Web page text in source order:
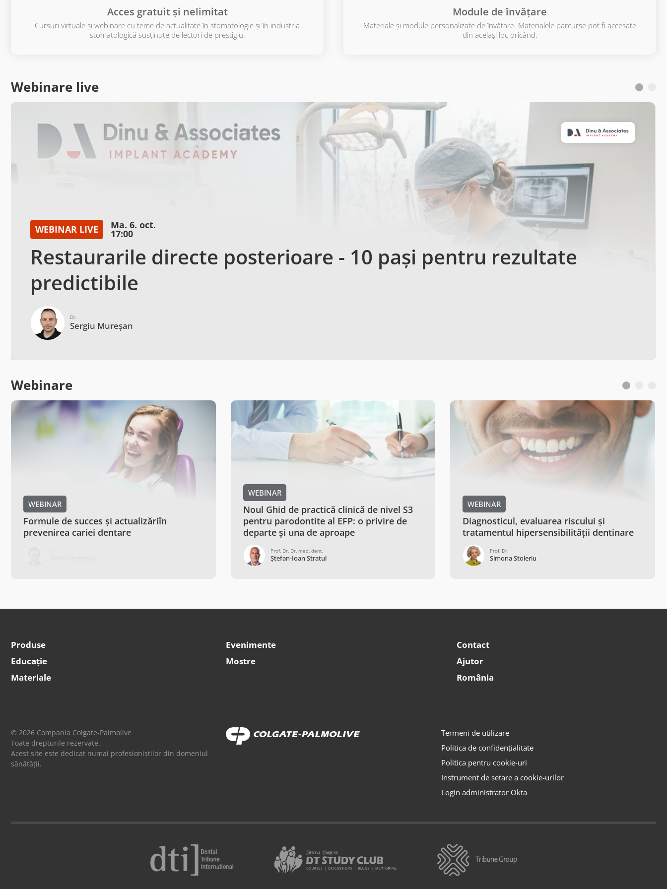
Acces gratuit și nelimitat
Cursuri virtuale și webinare cu teme de actualitate în stomatologie și în industria
stomatologică susținute de lectori de prestigiu.
Module de învățare
Materiale și module personalizate de învățare. Materialele parcurse pot fi accesate
din același loc oricând.
Webinare live
WEBINAR LIVE Ma. 6. oct.
17:00
Restaurarile directe posterioare - 10 pași pentru rezultate
predictibile
Dr.
Sergiu Mureșan
Webinare
Noul Ghid de practică clinică de nivel S3
pentru parodontite al EFP: o privire de
departe și una de aproape
WEBINAR
Diagnosticul, evaluarea riscului și
tratamentul hipersensibilității dentinare
Prof. Dr.
Simona Stoleriu
WEBINAR
Aspecte ale durerii dentare: perspectiva
neurologică și cea stomatologică
Dr.
Ovidiu Tudor
Produse
Educație
Materiale
Evenimente
Mostre
Contact
Ajutor
România
© 2026 Compania Colgate-Palmolive
Toate drepturile rezervate.
Acest site este dedicat numai profesioniștilor din domeniul
sănătății.
Termeni de utilizare
Politica de confidențialitate
Politica pentru cookie-uri
Instrument de setare a cookie-urilor
Login administrator Okta